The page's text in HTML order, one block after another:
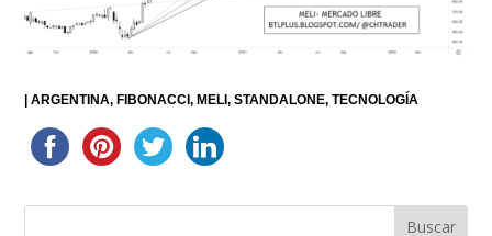
|ARGENTINA FIBONACCI MELI STANDALONE TECNOLOGÍA